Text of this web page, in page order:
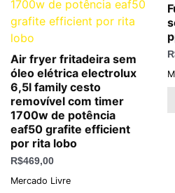
Air fryer fritadeira sem
óleo elétrica electrolux
6,5l family cesto
removível com timer
1700w de potência
eaf50 grafite efficient
por rita lobo
R$469,00
Mercado Livre